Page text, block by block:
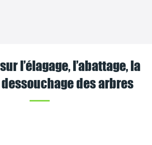
l’élagage, l’abattage, la
des arbres